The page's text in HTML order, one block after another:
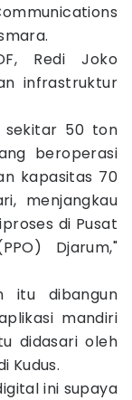
Redi Joko
infrastruktur
sekitar 50 ton
beroperasi
kapasitas 70
menjangkau
di Pusat
Djarum,"
itu dibangun
mandiri
didasari oleh
Kudus.
ini supaya